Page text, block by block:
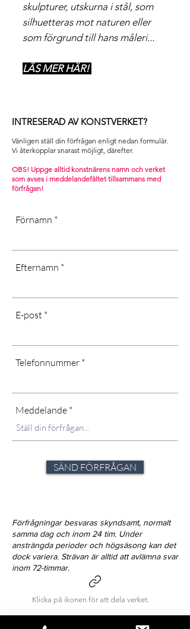
skulpturer, utskurna i stål, som
silhuetteras mot naturen eller
som förgrund till hans måleri...
LÄS MER HÄR!
INTRESERAD AV KONSTVERKET?
Vänligen ställ din förfrågan enligt nedan formulär.
Vi återkopplar snarast möjligt, därefter. ​
OBS! Uppge alltid konstnärens namn och verket
som avses i meddelandefältet tillsammans med
förfrågan!
Förnamn
Efternamn
E-post
Telefonnummer
Meddelande
SÄND FÖRFRÅGAN
Förfrågningar besvaras skyndsamt, normalt
samma dag och inom 24 tim. Under
ansträngda perioder och högsäsong kan det
dock variera. Strävan är alltid att avlämna svar
inom 72-timmar.
Klicka på ikonen för att dela verket.